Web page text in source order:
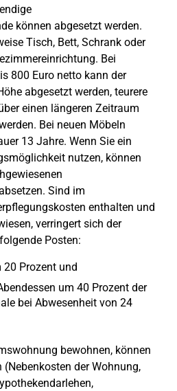
können abgesetzt werden.
Tisch, Bett, Schrank oder
Bei
800 Euro netto kann der
abgesetzt werden, teurere
einen längeren Zeitraum
Bei neuen Möbeln
13 Jahre. Wenn Sie ein
nutzen, können
Sind im
enthalten und
verringert sich der
Posten:
Prozent und
um 40 Prozent der
bei Abwesenheit von 24
bewohnen, können
der Wohnung,